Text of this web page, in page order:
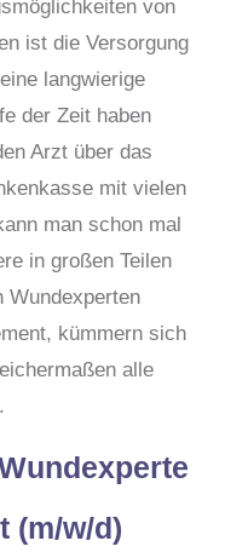
von
ist die Versorgung
langwierige
der Zeit haben
Arzt über das
mit vielen
man schon mal
in großen Teilen
Wundexperten
kümmern sich
alle
(m/w/d)